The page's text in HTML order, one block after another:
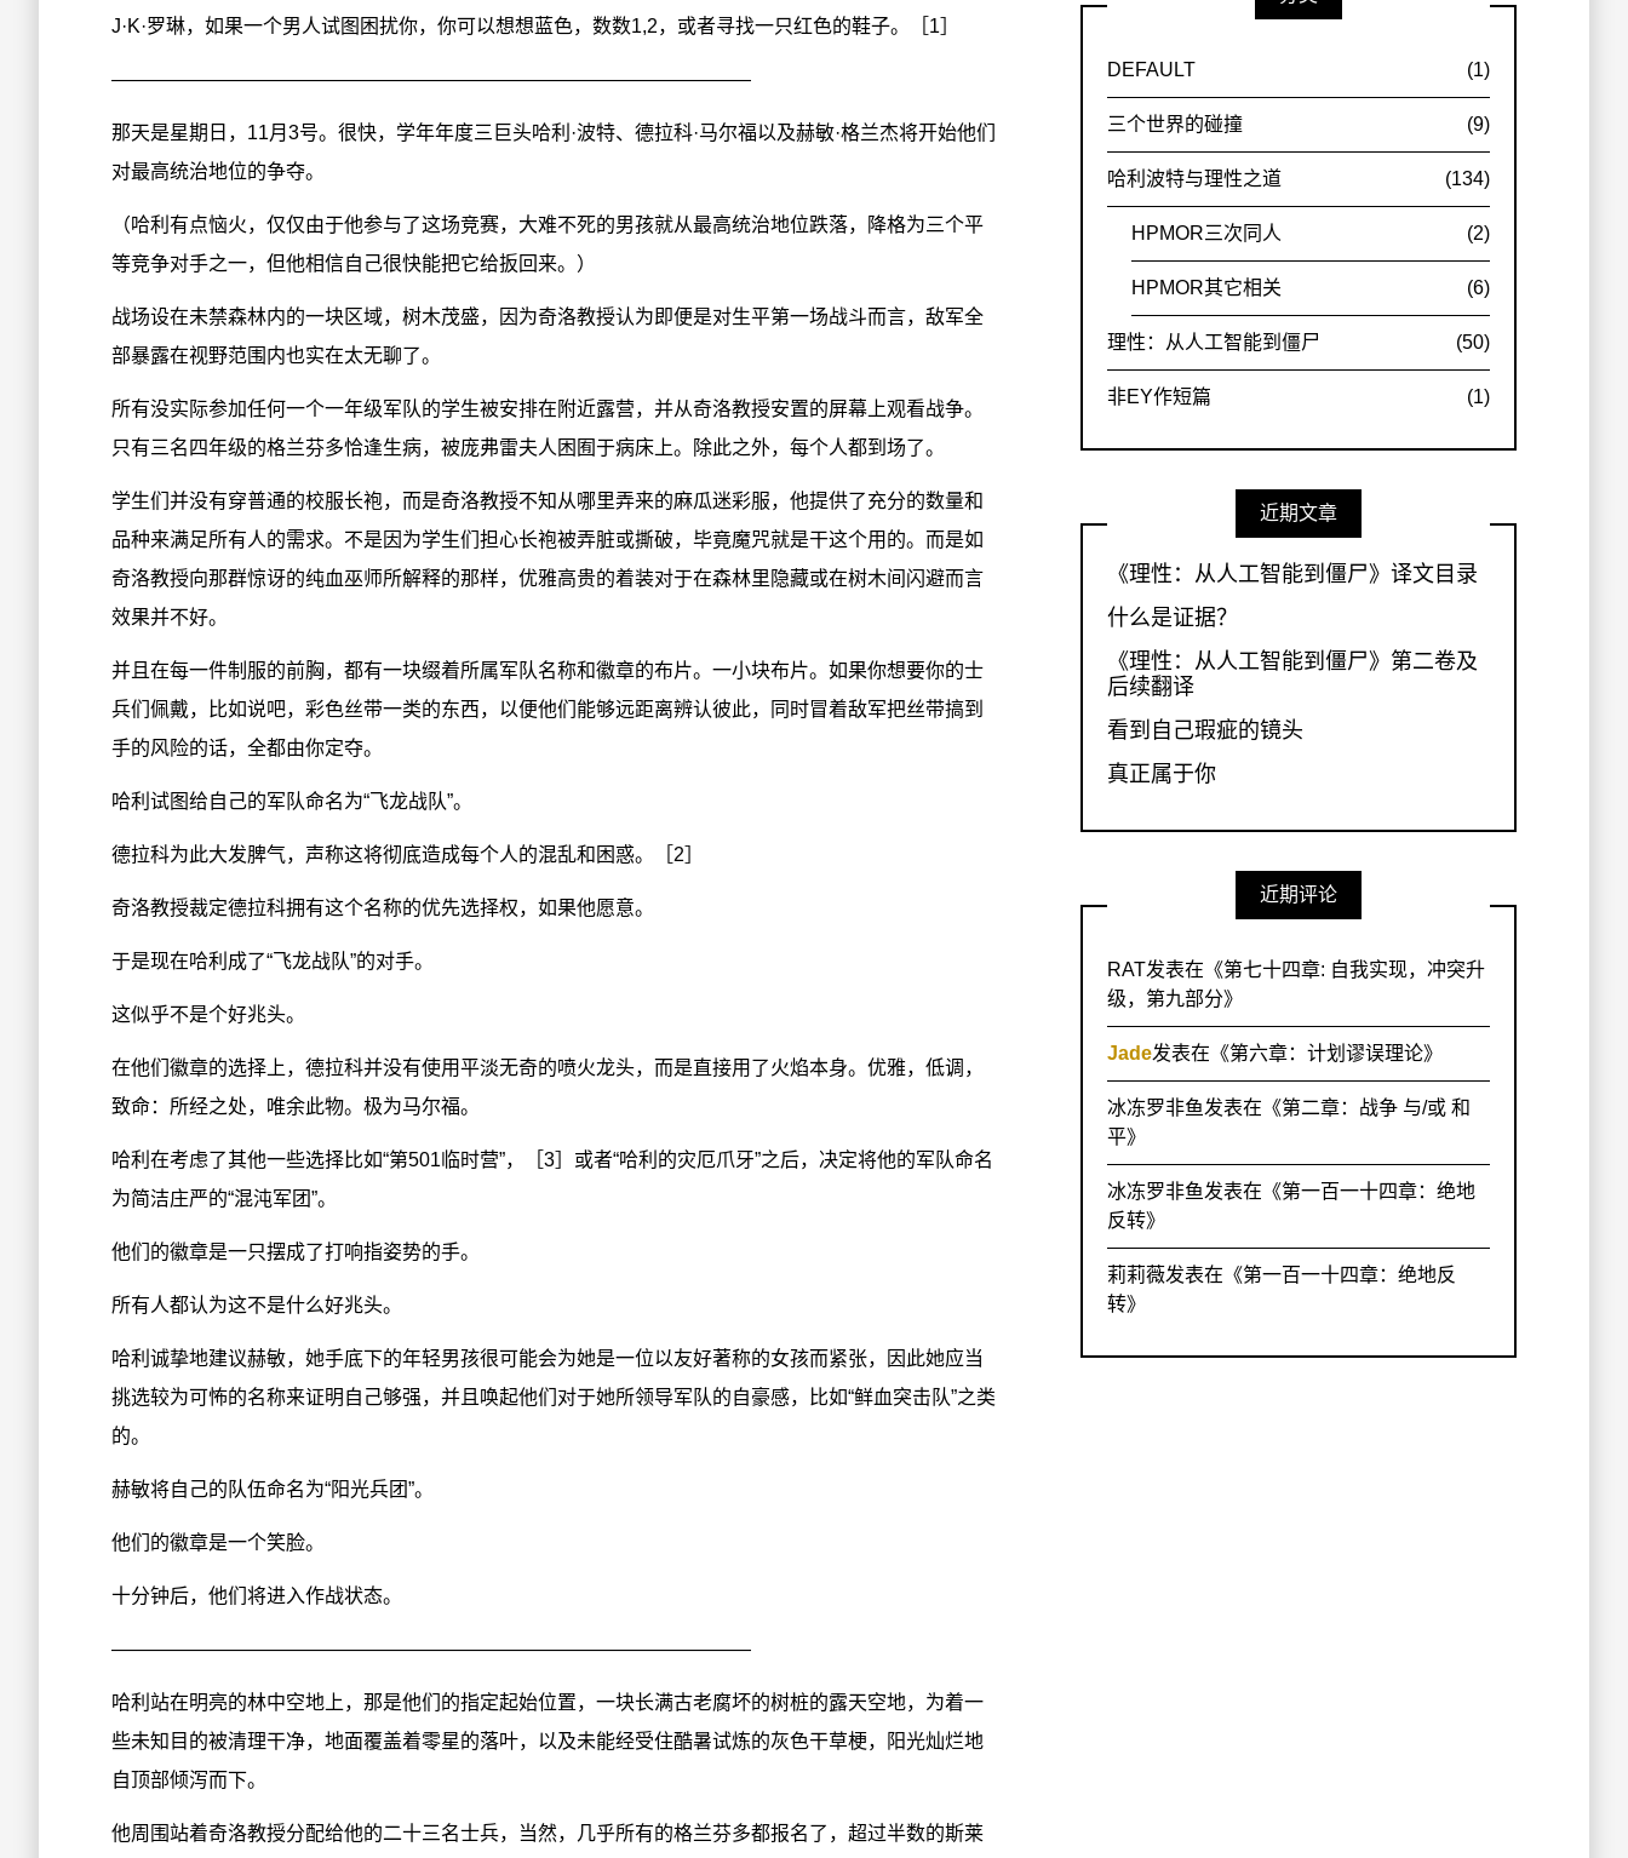
J·K·罗琳，如果一个男人试图困扰你，你可以想想蓝色，数数1,2，或者寻找一只红色的鞋子。［1］
—————————————————————————————————
那天是星期日，11月3号。很快，学年年度三巨头哈利·波特、德拉科·马尔福以及赫敏·格兰杰将开始他们
对最高统治地位的争夺。
（哈利有点恼火，仅仅由于他参与了这场竞赛，大难不死的男孩就从最高统治地位跌落，降格为三个平
等竞争对手之一，但他相信自己很快能把它给扳回来。）
战场设在未禁森林内的一块区域，树木茂盛，因为奇洛教授认为即便是对生平第一场战斗而言，敌军全
部暴露在视野范围内也实在太无聊了。
所有没实际参加任何一个一年级军队的学生被安排在附近露营，并从奇洛教授安置的屏幕上观看战争。
只有三名四年级的格兰芬多恰逢生病，被庞弗雷夫人困囿于病床上。除此之外，每个人都到场了。
学生们并没有穿普通的校服长袍，而是奇洛教授不知从哪里弄来的麻瓜迷彩服，他提供了充分的数量和
品种来满足所有人的需求。不是因为学生们担心长袍被弄脏或撕破，毕竟魔咒就是干这个用的。而是如
奇洛教授向那群惊讶的纯血巫师所解释的那样，优雅高贵的着装对于在森林里隐藏或在树木间闪避而言
效果并不好。
并且在每一件制服的前胸，都有一块缀着所属军队名称和徽章的布片。一小块布片。如果你想要你的士
兵们佩戴，比如说吧，彩色丝带一类的东西，以便他们能够远距离辨认彼此，同时冒着敌军把丝带搞到
手的风险的话，全都由你定夺。
哈利试图给自己的军队命名为“飞龙战队”。
德拉科为此大发脾气，声称这将彻底造成每个人的混乱和困惑。［2］
奇洛教授裁定德拉科拥有这个名称的优先选择权，如果他愿意。
于是现在哈利成了“飞龙战队”的对手。
这似乎不是个好兆头。
在他们徽章的选择上，德拉科并没有使用平淡无奇的喷火龙头，而是直接用了火焰本身。优雅，低调，
致命：所经之处，唯余此物。极为马尔福。
哈利在考虑了其他一些选择比如“第501临时营”，［3］或者“哈利的灾厄爪牙”之后，决定将他的军队命名
为简洁庄严的“混沌军团”。
他们的徽章是一只摆成了打响指姿势的手。
所有人都认为这不是什么好兆头。
哈利诚挚地建议赫敏，她手底下的年轻男孩很可能会为她是一位以友好著称的女孩而紧张，因此她应当
挑选较为可怖的名称来证明自己够强，并且唤起他们对于她所领导军队的自豪感，比如“鲜血突击队”之类
的。
赫敏将自己的队伍命名为“阳光兵团”。
他们的徽章是一个笑脸。
十分钟后，他们将进入作战状态。
—————————————————————————————————
哈利站在明亮的林中空地上，那是他们的指定起始位置，一块长满古老腐坏的树桩的露天空地，为着一
些未知目的被清理干净，地面覆盖着零星的落叶，以及未能经受住酷暑试炼的灰色干草梗，阳光灿烂地
自顶部倾泻而下。
他周围站着奇洛教授分配给他的二十三名士兵，当然，几乎所有的格兰芬多都报名了，超过半数的斯莱
DEFAULT (1)
三个世界的碰撞 (9)
哈利波特与理性之道 (134)
HPMOR三次同人 (2)
HPMOR其它相关 (6)
理性：从人工智能到僵尸 (50)
非EY作短篇 (1)
近期文章
《理性：从人工智能到僵尸》译文目录
什么是证据？
《理性：从人工智能到僵尸》第二卷及
后续翻译
看到自己瑕疵的镜头
真正属于你
近期评论
RAT发表在《第七十四章: 自我实现，冲突升
级，第九部分》
Jade发表在《第六章：计划谬误理论》
冰冻罗非鱼发表在《第二章：战争 与/或 和
平》
冰冻罗非鱼发表在《第一百一十四章：绝地
反转》
莉莉薇发表在《第一百一十四章：绝地反
转》